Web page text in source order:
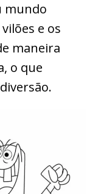
mundo
e os
maneira
o que